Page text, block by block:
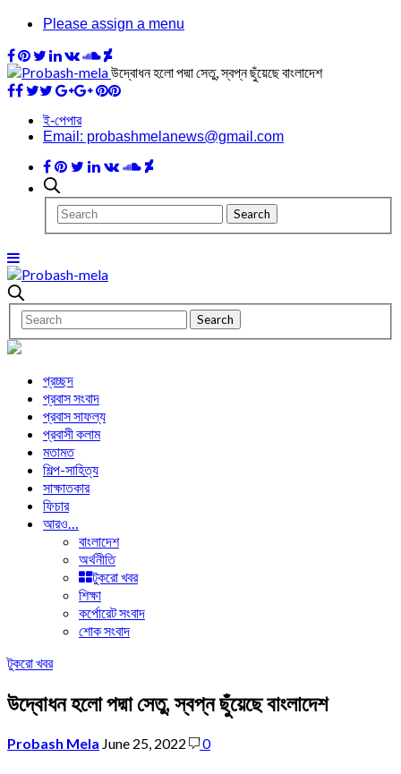
Please assign a menu
উদ্বোধন হলো পদ্মা সেতু, স্বপ্ন ছুঁয়েছে বাংলাদেশ
ই-পেপার
Email: probashmelanews@gmail.com
প্রচ্ছদ
প্রবাস সংবাদ
প্রবাস সাফল্য
প্রবাসী কলাম
মতামত
শিল্প-সাহিত্য
সাক্ষাতকার
ফিচার
আরও…
বাংলাদেশ
অর্থনীতি
টুকরো খবর
শিক্ষা
কর্পোরেট সংবাদ
শোক সংবাদ
টুকরো খবর
উদ্বোধন হলো পদ্মা সেতু, স্বপ্ন ছুঁয়েছে বাংলাদেশ
Probash Mela June 25, 2022 0